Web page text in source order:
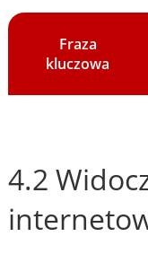
Fraza
kluczowa
4.2